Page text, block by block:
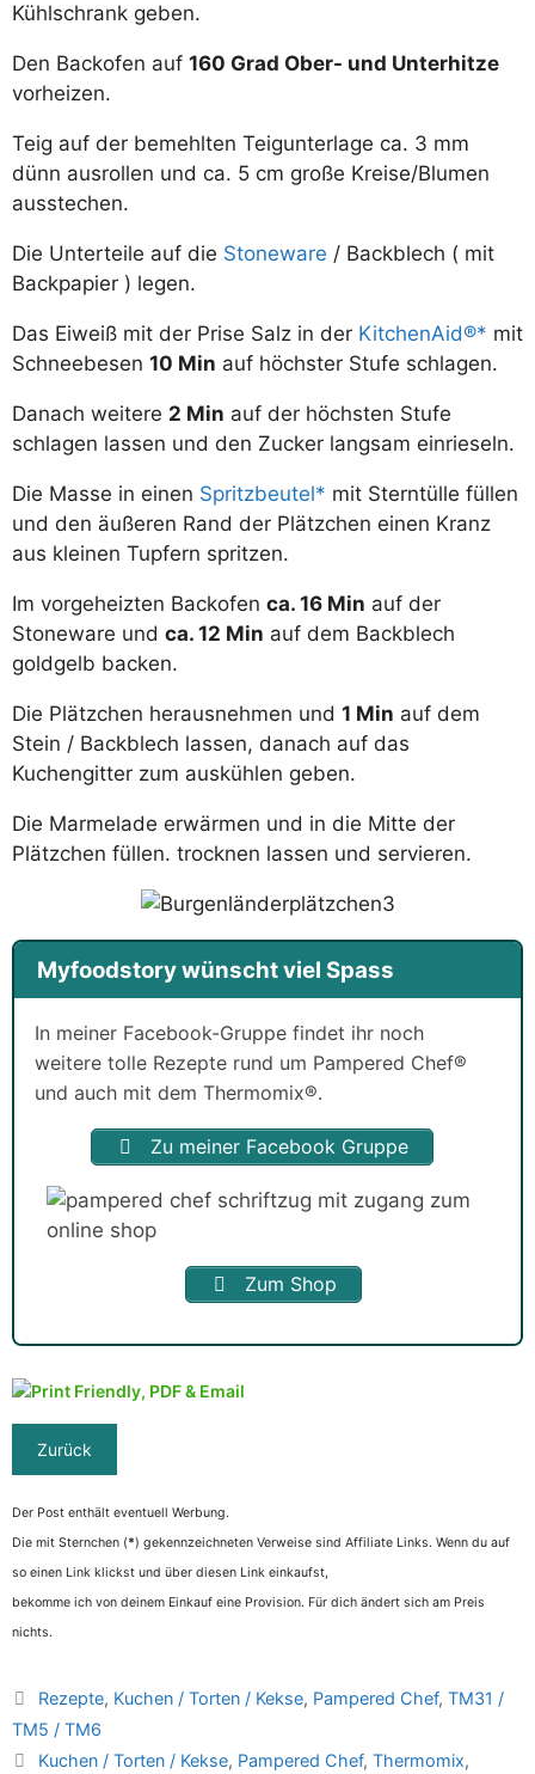
Kühlschrank geben.
Den Backofen auf 160 Grad Ober- und Unterhitze
vorheizen.
Teig auf der bemehlten Teigunterlage ca. 3 mm
dünn ausrollen und ca. 5 cm große Kreise/Blumen
ausstechen.
Die Unterteile auf die Stoneware / Backblech ( mit
Backpapier ) legen.
Das Eiweiß mit der Prise Salz in der KitchenAid®
mit
Schneebesen 10 Min auf höchster Stufe schlagen.
Danach weitere 2 Min auf der höchsten Stufe
schlagen lassen und den Zucker langsam einrieseln.
Die Masse in einen Spritzbeutel
mit Sterntülle füllen
und den äußeren Rand der Plätzchen einen Kranz
aus kleinen Tupfern spritzen.
Im vorgeheizten Backofen ca. 16 Min auf der
Stoneware und ca. 12 Min auf dem Backblech
goldgelb backen.
Die Plätzchen herausnehmen und 1 Min auf dem
Stein / Backblech lassen, danach auf das
Kuchengitter zum auskühlen geben.
Die Marmelade erwärmen und in die Mitte der
Plätzchen füllen. trocknen lassen und servieren.
Myfoodstory wünscht viel Spass
In meiner Facebook-Gruppe findet ihr noch
weitere tolle Rezepte rund um Pampered Chef®
und auch mit dem Thermomix®.
Zu meiner Facebook Gruppe
Zum Shop
Der Post enthält eventuell Werbung.
Die mit Sternchen (*) gekennzeichneten Verweise sind Affiliate Links. Wenn du auf
so einen Link klickst und über diesen Link einkaufst,
bekomme ich von deinem Einkauf eine Provision. Für dich ändert sich am Preis
nichts.
Kategorien
Rezepte, Kuchen / Torten / Kekse, Pampered Chef, TM31 /
TM5 / TM6
Schlagwörter
Kuchen / Torten / Kekse, Pampered Chef, Thermomix,